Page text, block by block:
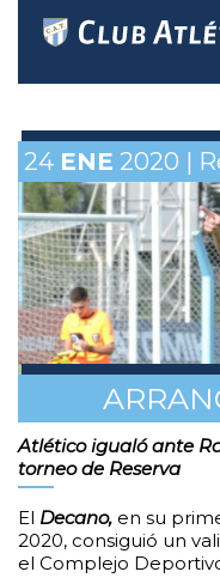
24 ENE 2020 |
Atlético igualó ante
torneo de Reserva
El Decano, en su
2020, consiguió un
el Complejo